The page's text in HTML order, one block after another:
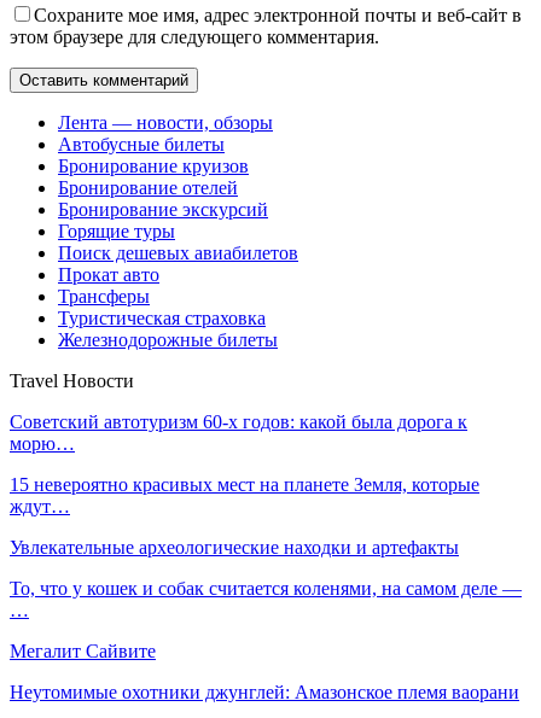
Сохраните мое имя, адрес электронной почты и веб-сайт в
этом браузере для следующего комментария.
Лента — новости, обзоры
Автобусные билеты
Бронирование круизов
Бронирование отелей
Бронирование экскурсий
Горящие туры
Поиск дешевых авиабилетов
Прокат авто
Трансферы
Туристическая страховка
Железнодорожные билеты
Travel Новости
Советский автотуризм 60-х годов: какой была дорога к
морю…
15 невероятно красивых мест на планете Земля, которые
ждут…
Увлекательные археологические находки и артефакты
То, что у кошек и собак считается коленями, на самом деле —
…
Мегалит Сайвите
Неутомимые охотники джунглей: Амазонское племя ваорани